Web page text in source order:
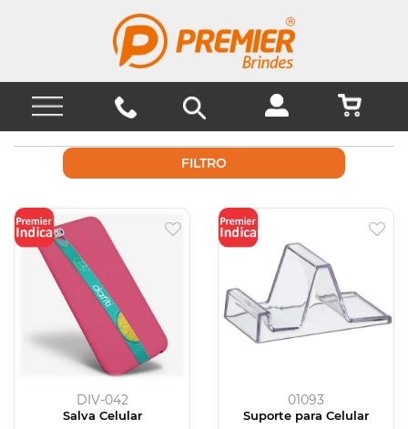
FILTRO
DIV-042
Salva Celular
01093
Suporte para Celular